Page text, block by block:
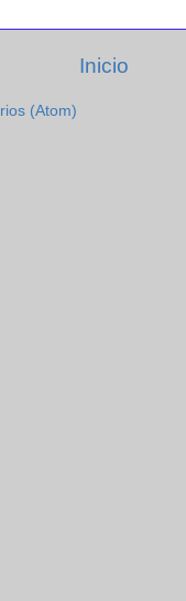
Inicio
(Atom)